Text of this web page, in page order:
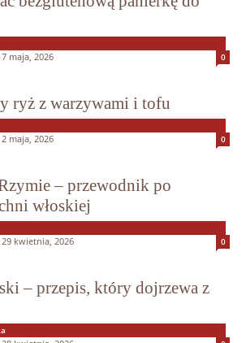
7 maja, 2026 0
ryż z warzywami i tofu
2 maja, 2026 0
– przewodnik po
włoskiej
29 kwietnia, 2026 0
– przepis, który dojrzewa z